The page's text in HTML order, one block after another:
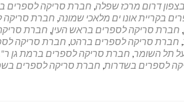
דרום מרכז שפלה, חברת סריקה לספרים
בקריית אונו ים מלאכי שמונה, חברת סריקה
, חברת סריקה לספרים בראש העין, חברת
, חברת סריקה לספרים ברהט, חברת סריקה
תל השומר, חברת סריקה לספרים ברמת גן
לספרים בשדרות, חברת סריקה לספרים